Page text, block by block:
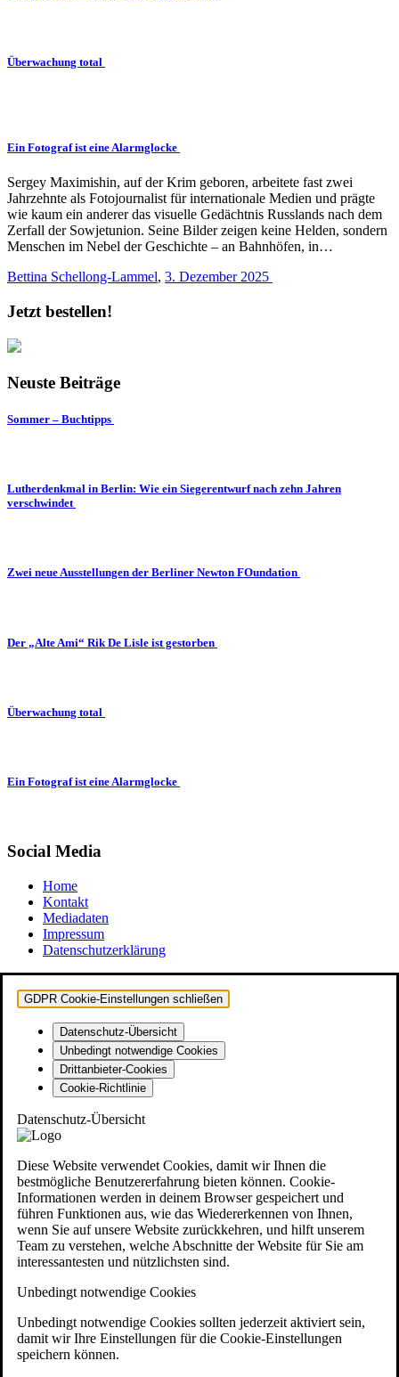
Überwachung total
Ein Fotograf ist eine Alarmglocke
Sergey Maximishin, auf der Krim geboren, arbeitete fast zwei
Jahrzehnte als Fotojournalist für internationale Medien und prägte
wie kaum ein anderer das visuelle Gedächtnis Russlands nach dem
Zerfall der Sowjetunion. Seine Bilder zeigen keine Helden, sondern
Menschen im Nebel der Geschichte – an Bahnhöfen, in…
Bettina Schellong-Lammel, 3. Dezember 2025
Jetzt bestellen!
Neuste Beiträge
Sommer – Buchtipps
Lutherdenkmal in Berlin: Wie ein Siegerentwurf nach zehn Jahren
verschwindet
Zwei neue Ausstellungen der Berliner Newton FOundation
Der „Alte Ami“ Rik De Lisle ist gestorben
Überwachung total
Ein Fotograf ist eine Alarmglocke
Social Media
Home
Kontakt
Mediadaten
Impressum
Datenschutzerklärung
GDPR Cookie-Einstellungen schließen
Datenschutz-Übersicht
Unbedingt notwendige Cookies
Drittanbieter-Cookies
Cookie-Richtlinie
Datenschutz-Übersicht
Diese Website verwendet Cookies, damit wir Ihnen die
bestmögliche Benutzererfahrung bieten können. Cookie-
Informationen werden in deinem Browser gespeichert und
führen Funktionen aus, wie das Wiedererkennen von Ihnen,
wenn Sie auf unsere Website zurückkehren, und hilft unserem
Team zu verstehen, welche Abschnitte der Website für Sie am
interessantesten und nützlichsten sind.
Unbedingt notwendige Cookies
Unbedingt notwendige Cookies sollten jederzeit aktiviert sein,
damit wir Ihre Einstellungen für die Cookie-Einstellungen
speichern können.